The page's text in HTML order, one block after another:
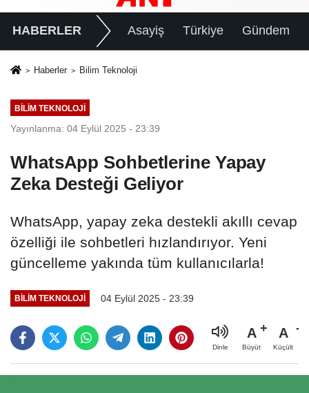
HABERLER Asayiş Türkiye Gündem
Haberler Bilim Teknoloji
BILIM TEKNOLOJI
Yayınlanma: 04 Eylül 2025 - 23:39
WhatsApp Sohbetlerine Yapay
Zeka Desteği Geliyor
WhatsApp, yapay zeka destekli akıllı cevap
özelliği ile sohbetleri hızlandırıyor. Yeni
güncelleme yakında tüm kullanıcılarla!
BILIM TEKNOLOJI 04 Eylül 2025 - 23:39
Dinle
A
Büyüt
A
Küçült